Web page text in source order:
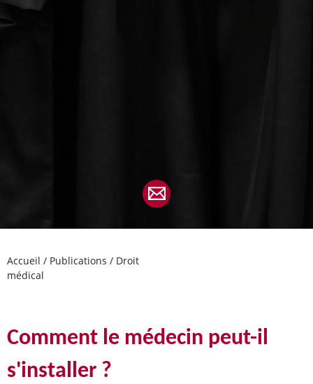
Accueil / Publications / Droit
médical
Comment le médecin peut-il
s'installer ?